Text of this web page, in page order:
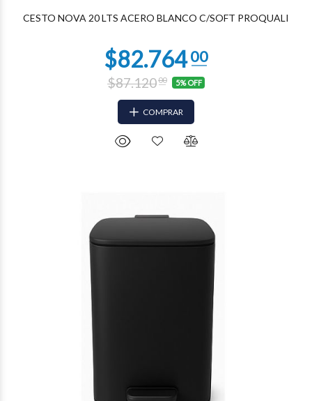
CESTO NOVA 20 LTS ACERO BLANCO C/SOFT PROQUALI
$87.12000 5% OFF
COMPRAR
$47.70398